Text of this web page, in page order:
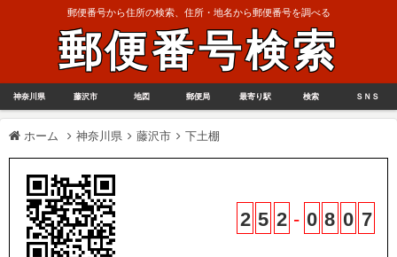
郵便番号から住所の検索、住所・地名から郵便番号を調べる
郵便番号検索
神奈川県 藤沢市 地図 郵便局 最寄り駅 検索 ＳＮＳ
ホーム 神奈川県 藤沢市 下土棚
2 5 2 - 0 8 0 7